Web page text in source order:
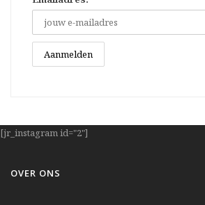
[jr_instagram id="2"]
OVER ONS